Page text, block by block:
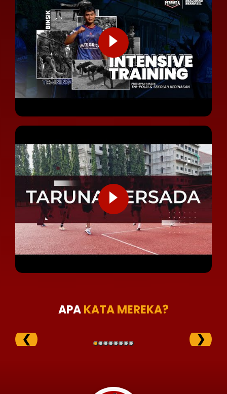
APAKATA MEREKA?
❮ ❯